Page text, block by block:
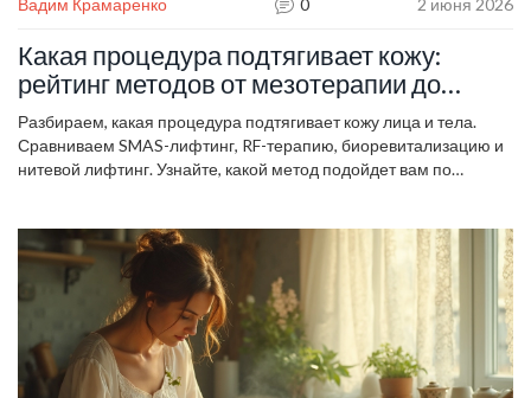
Вадим Крамаренко 0 2 июня 2026
Какая процедура подтягивает кожу:
рейтинг методов от мезотерапии до
SMAS-лифтинга
Разбираем, какая процедура подтягивает кожу лица и тела.
Сравниваем SMAS-лифтинг, RF-терапию, биоревитализацию и
нитевой лифтинг. Узнайте, какой метод подойдет вам по